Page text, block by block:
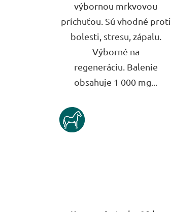
výbornou mrkvovou
príchuťou. Sú vhodné proti
bolesti, stresu, zápalu.
Výborné na
regeneráciu. Balenie
obsahuje 1 000 mg...
KUN